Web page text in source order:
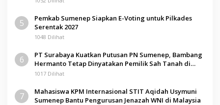
5
Pemkab Sumenep Siapkan E-Voting untuk Pilkades
Serentak 2027
1048 Dilihat
6
PT Surabaya Kuatkan Putusan PN Sumenep, Bambang
Hermanto Tetap Dinyatakan Pemilik Sah Tanah di
Pamolokan
1017 Dilihat
7
Mahasiswa KPM Internasional STIT Aqidah Usymuni
Sumenep Bantu Pengurusan Jenazah WNI di Malaysia